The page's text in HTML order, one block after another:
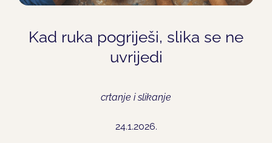
Kad ruka pogriješi, slika se ne
uvrijedi
crtanje i slikanje
24.1.2026.